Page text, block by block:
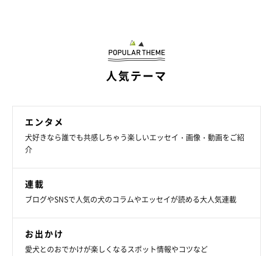
人気テーマ
エンタメ
犬好きなら誰でも共感しちゃう楽しいエッセイ・画像・動画をご紹
介
連載
ブログやSNSで人気の犬のコラムやエッセイが読める大人気連載
お出かけ
愛犬とのおでかけが楽しくなるスポット情報やコツなど